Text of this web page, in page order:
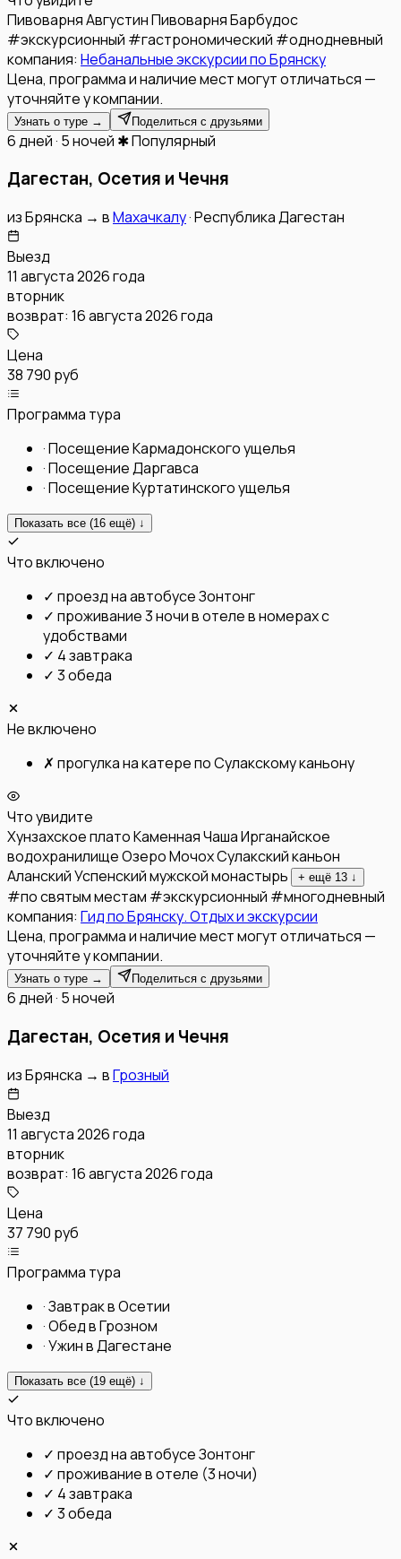
Пивоварня АвгустинПивоварня Барбудос
#экскурсионный #гастрономический #однодневный
компания: Небанальные экскурсии по Брянску
Цена, программа и наличие мест могут отличаться —
уточняйте у компании.
Узнать о туре → Поделиться с друзьями
6 дней · 5 ночей ✱ Популярный
Дагестан, Осетия и Чечня
изБрянска → вМахачкалу·Республика Дагестан
Выезд
11 августа 2026 года
вторник
возврат: 16 августа 2026 года
Цена
38 790 руб
Программа тура
·Посещение Кармадонского ущелья
·Посещение Даргавса
·Посещение Куртатинского ущелья
Показать все (16 ещё) ↓
Что включено
✓ проезд на автобусе Зонтонг
✓ проживание 3 ночи в отеле в номерах с
удобствами
✓ 4 завтрака
✓ 3 обеда
Не включено
✗ прогулка на катере по Сулакскому каньону
Что увидите
Хунзахское платоКаменная ЧашаИрганайское
водохранилищеОзеро МочохСулакский каньон
Аланский Успенский мужской монастырь
+ ещё 13 ↓
#по святым местам #экскурсионный #многодневный
компания: Гид по Брянску. Отдых и экскурсии
Цена, программа и наличие мест могут отличаться —
уточняйте у компании.
Узнать о туре → Поделиться с друзьями
6 дней · 5 ночей
Дагестан, Осетия и Чечня
изБрянска → вГрозный
Выезд
11 августа 2026 года
вторник
возврат: 16 августа 2026 года
Цена
37 790 руб
Программа тура
·Завтрак в Осетии
·Обед в Грозном
·Ужин в Дагестане
Показать все (19 ещё) ↓
Что включено
✓ проезд на автобусе Зонтонг
✓ проживание в отеле (3 ночи)
✓ 4 завтрака
✓ 3 обеда